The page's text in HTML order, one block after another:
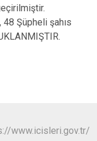
Şüpheli şahıs